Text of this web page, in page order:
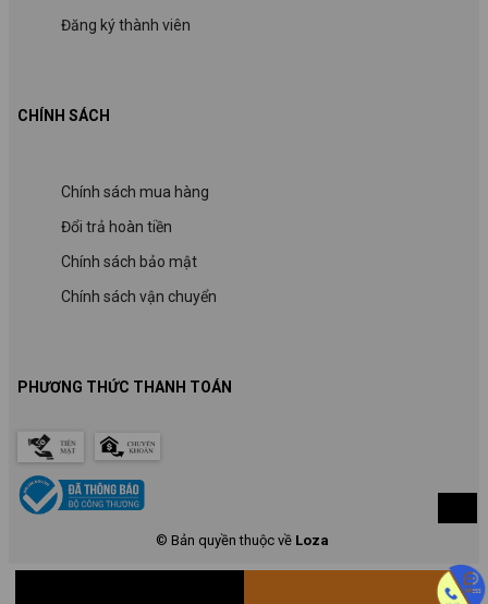
CHÍNH SÁCH
Chính sách mua hàng
Đổi trả hoàn tiền
Chính sách bảo mật
Chính sách vận chuyển
© Bản quyền thuộc về Loza
Đăng ký thành viên
PHƯƠNG THỨC THANH TOÁN